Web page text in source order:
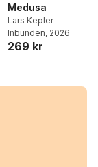
Medusa
Lars Kepler
Inbunden, 2026
269 kr